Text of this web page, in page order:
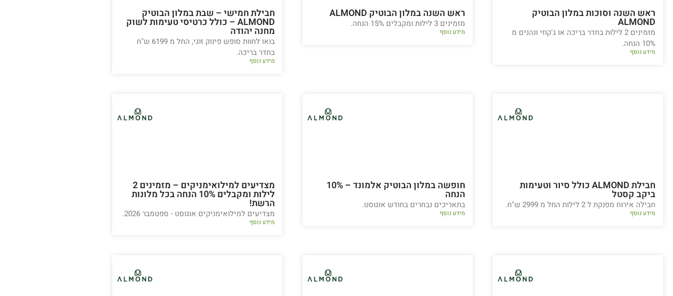
ראש השנה וסוכות במלון הבוטיק
ALMOND
מזמינים 2 לילות בחדר בריכה או ג'קוזי ונהנים מ
10% הנחה.
מידע נוסף
ראש השנה במלון הבוטיק ALMOND
מזמינים 3 לילות ומקבלים 15% הנחה.
מידע נוסף
חבילת חמישי – שבת במלון הבוטיק
ALMOND – כולל כרטיסי טעימות לשוק
מחנה יהודה
בואו לחוות סופש פינוק זוגי, החל מ 6199 ש"ח
בחדר בריכה.
מידע נוסף
חבילת ALMOND כולל סיור וטעימות
ביקב קסטל
חבילה אירוח מפנקת ל 2 לילות החל מ 2999 ש"ח.
מידע נוסף
חופשה במלון הבוטיק אלמונד – 10%
הנחה
בתאריכים נבחרים בחודש אוגוסט.
מידע נוסף
מצדיעים למילואימניקים – מזמינים 2
לילות ומקבלים 10% הנחה בכל מלונות
הרשת!
מצדיעים למילואימניקים אוגוסט - ספטמבר 2026.
מידע נוסף